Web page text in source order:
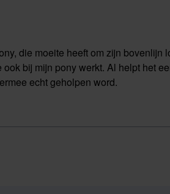
die moeite heeft om zijn bovenlijn
bij mijn pony werkt. Al helpt het
echt geholpen word.